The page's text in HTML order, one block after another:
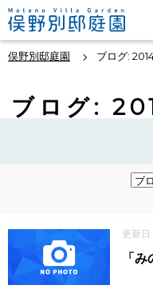
俣野別邸庭園 ブログ:
ブログ:
更新
「